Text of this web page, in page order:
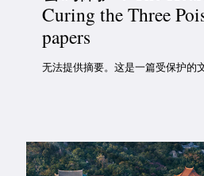
Curing the Three
papers
无法提供摘要。这是一篇受保护的文